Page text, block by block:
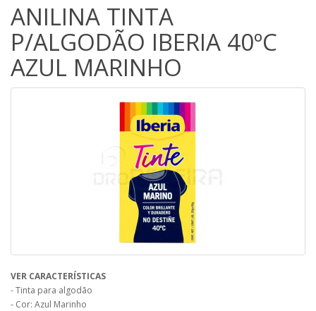
ANILINA TINTA
P/ALGODÃO IBERIA 40ºC
AZUL MARINHO
VER CARACTERÍSTICAS
- Tinta para algodão
- Cor: Azul Marinho